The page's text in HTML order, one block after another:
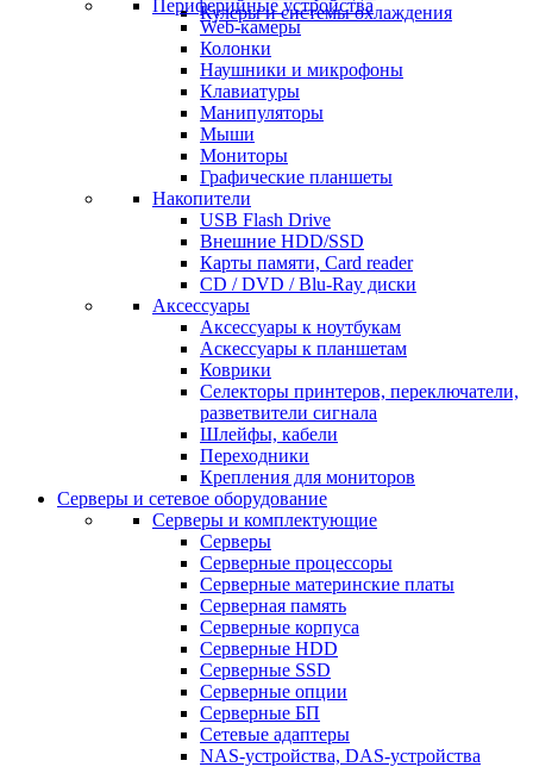
Кулеры и системы охлаждения
Периферийные устройства
Web-камеры
Колонки
Наушники и микрофоны
Клавиатуры
Манипуляторы
Мыши
Мониторы
Графические планшеты
Накопители
USB Flash Drive
Внешние HDD/SSD
Карты памяти, Card reader
CD / DVD / Blu-Ray диски
Аксессуары
Аксессуары к ноутбукам
Аскессуары к планшетам
Коврики
Селекторы принтеров, переключатели,
разветвители сигнала
Шлейфы, кабели
Переходники
Крепления для мониторов
Серверы и сетевое оборудование
Серверы и комплектующие
Серверы
Серверные процессоры
Серверные материнские платы
Серверная память
Серверные корпуса
Серверные HDD
Серверные SSD
Серверные опции
Серверные БП
Сетевые адаптеры
NAS-устройства, DAS-устройства